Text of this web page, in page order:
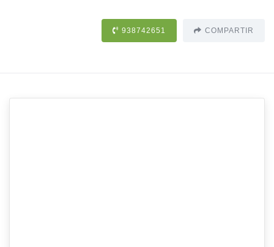
938742651 COMPARTIR